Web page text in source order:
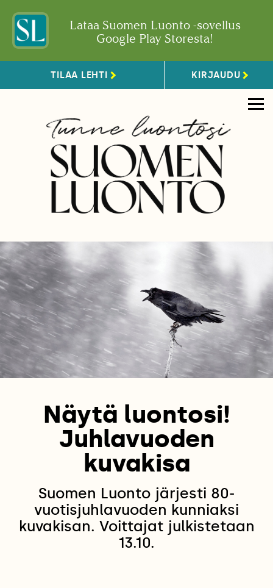
Lataa Suomen Luonto -sovellus
Google Play Storesta!
TILAA LEHTI KIRJAUDU
Näytä luontosi!
Juhlavuoden
kuvakisa
Suomen Luonto järjesti 80-
vuotisjuhlavuoden kunniaksi
kuvakisan. Voittajat julkistetaan
13.10.